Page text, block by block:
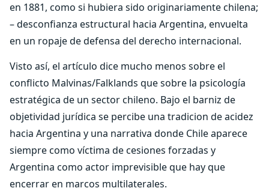
en 1881, como si hubiera sido originariamente chilena;
– desconfianza estructural hacia Argentina, envuelta
en un ropaje de defensa del derecho internacional.
Visto así, el artículo dice mucho menos sobre el
conflicto Malvinas/Falklands que sobre la psicología
estratégica de un sector chileno. Bajo el barniz de
objetividad jurídica se percibe una tradicion de acidez
hacia Argentina y una narrativa donde Chile aparece
siempre como víctima de cesiones forzadas y
Argentina como actor imprevisible que hay que
encerrar en marcos multilaterales.